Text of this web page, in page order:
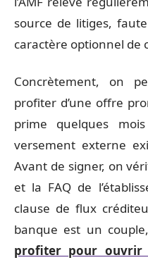
source de litiges,
caractère optionnel de
Concrètement, on
profiter d’une offre
prime quelques
versement externe
Avant de signer, on
et la FAQ de
clause de flux
banque est un
profiter pour ouvrir